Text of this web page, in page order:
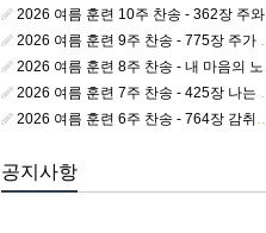
2026 여름 훈련 10주 찬송 - 362장 주와 함께 못 박혀서
2026 여름 훈련 9주 찬송 - 775장 주가 구속하신 백성
2026 여름 훈련 8주 찬송 - 내 마음의 노래 393장 참 영광스런 우리 왕
2026 여름 훈련 7주 찬송 - 425장 나는 피조된 그릇
2026 여름 훈련 6주 찬송 - 764장 감취었던 비밀 나타났으니
공지사항